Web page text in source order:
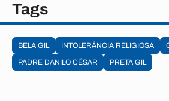
Tags
BELA GIL INTOLERÂNCIA RELIGIOSA
PADRE DANILO CÉSAR
PRETA GIL